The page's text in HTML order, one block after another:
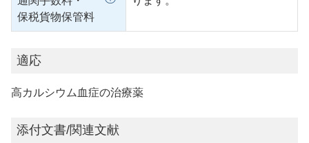
保税貨物保管料
適応
高カルシウム血症の治療薬
添付文書/関連文献